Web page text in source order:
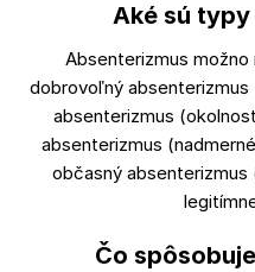
Aké sú
Absenterizmus
dobrovoľný
absenterizmus
absenterizmus
občasný
Čo